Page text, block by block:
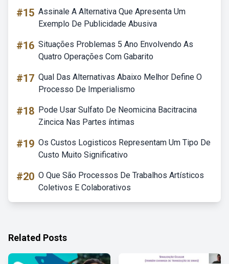
#15 Assinale A Alternativa Que Apresenta Um
Exemplo De Publicidade Abusiva
#16 Situações Problemas 5 Ano Envolvendo As
Quatro Operações Com Gabarito
#17 Qual Das Alternativas Abaixo Melhor Define O
Processo De Imperialismo
#18 Pode Usar Sulfato De Neomicina Bacitracina
Zincica Nas Partes íntimas
#19 Os Custos Logisticos Representam Um Tipo De
Custo Muito Significativo
#20 O Que São Processos De Trabalhos Artísticos
Coletivos E Colaborativos
Related Posts